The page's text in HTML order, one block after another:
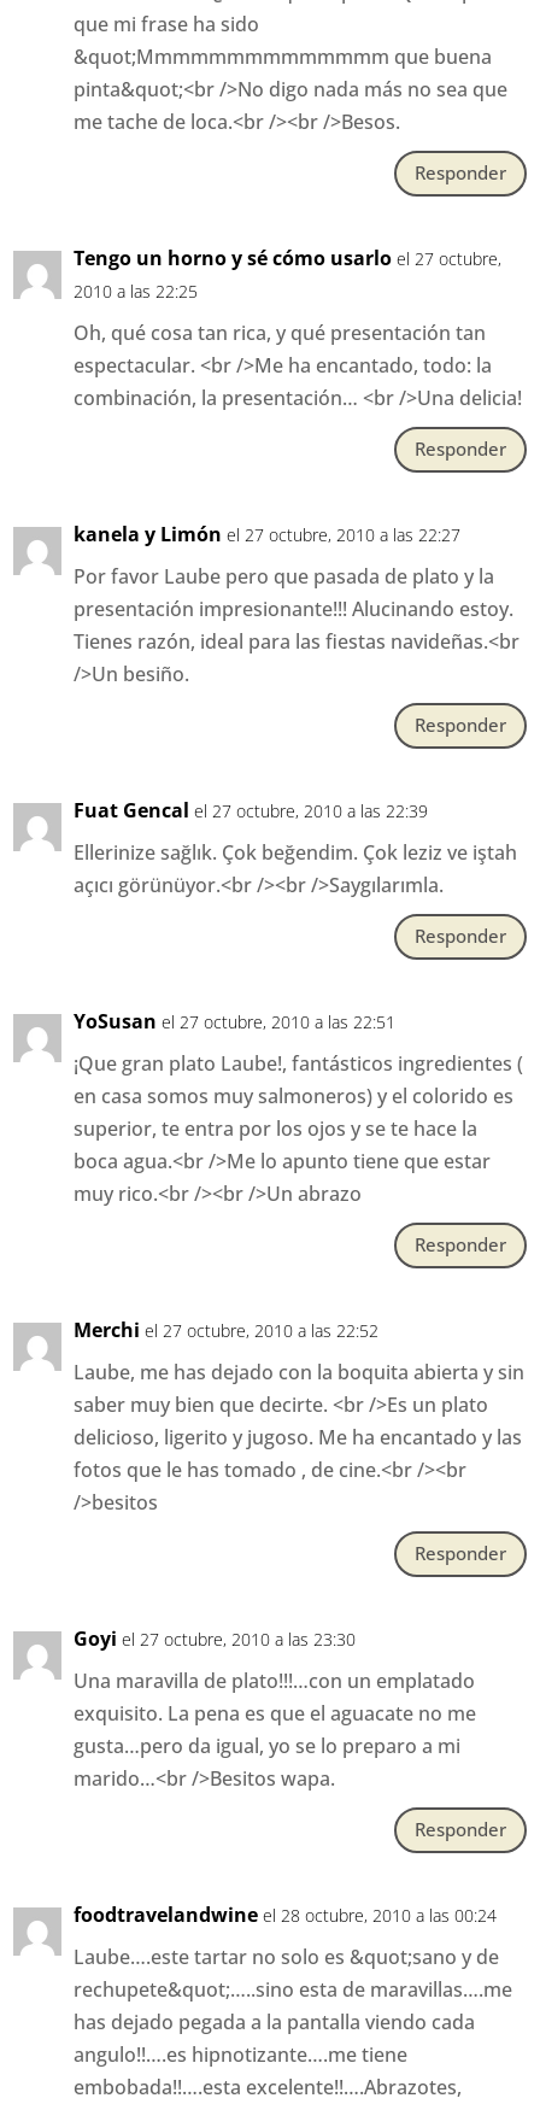
que mi frase ha sido
&quot;Mmmmmmmmmmmmmm que buena
pinta&quot;<br />No digo nada más no sea que
me tache de loca.<br /><br />Besos.
Responder
Tengo un horno y sé cómo usarlo el 27 octubre,
2010 a las 22:25
Oh, qué cosa tan rica, y qué presentación tan
espectacular. <br />Me ha encantado, todo: la
combinación, la presentación… <br />Una delicia!
Responder
kanela y Limón el 27 octubre, 2010 a las 22:27
Por favor Laube pero que pasada de plato y la
presentación impresionante!!! Alucinando estoy.
Tienes razón, ideal para las fiestas navideñas.<br
/>Un besiño.
Responder
Fuat Gencal el 27 octubre, 2010 a las 22:39
Ellerinize sağlık. Çok beğendim. Çok leziz ve iştah
açıcı görünüyor.<br /><br />Saygılarımla.
Responder
YoSusan el 27 octubre, 2010 a las 22:51
¡Que gran plato Laube!, fantásticos ingredientes (
en casa somos muy salmoneros) y el colorido es
superior, te entra por los ojos y se te hace la
boca agua.<br />Me lo apunto tiene que estar
muy rico.<br /><br />Un abrazo
Responder
Merchi el 27 octubre, 2010 a las 22:52
Laube, me has dejado con la boquita abierta y sin
saber muy bien que decirte. <br />Es un plato
delicioso, ligerito y jugoso. Me ha encantado y las
fotos que le has tomado , de cine.<br /><br
/>besitos
Responder
Goyi el 27 octubre, 2010 a las 23:30
Una maravilla de plato!!!…con un emplatado
exquisito. La pena es que el aguacate no me
gusta…pero da igual, yo se lo preparo a mi
marido…<br />Besitos wapa.
Responder
foodtravelandwine el 28 octubre, 2010 a las 00:24
Laube….este tartar no solo es &quot;sano y de
rechupete&quot;…..sino esta de maravillas….me
has dejado pegada a la pantalla viendo cada
angulo!!….es hipnotizante….me tiene
embobada!!….esta excelente!!….Abrazotes,